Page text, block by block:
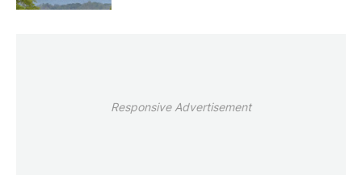
Responsive Advertisement